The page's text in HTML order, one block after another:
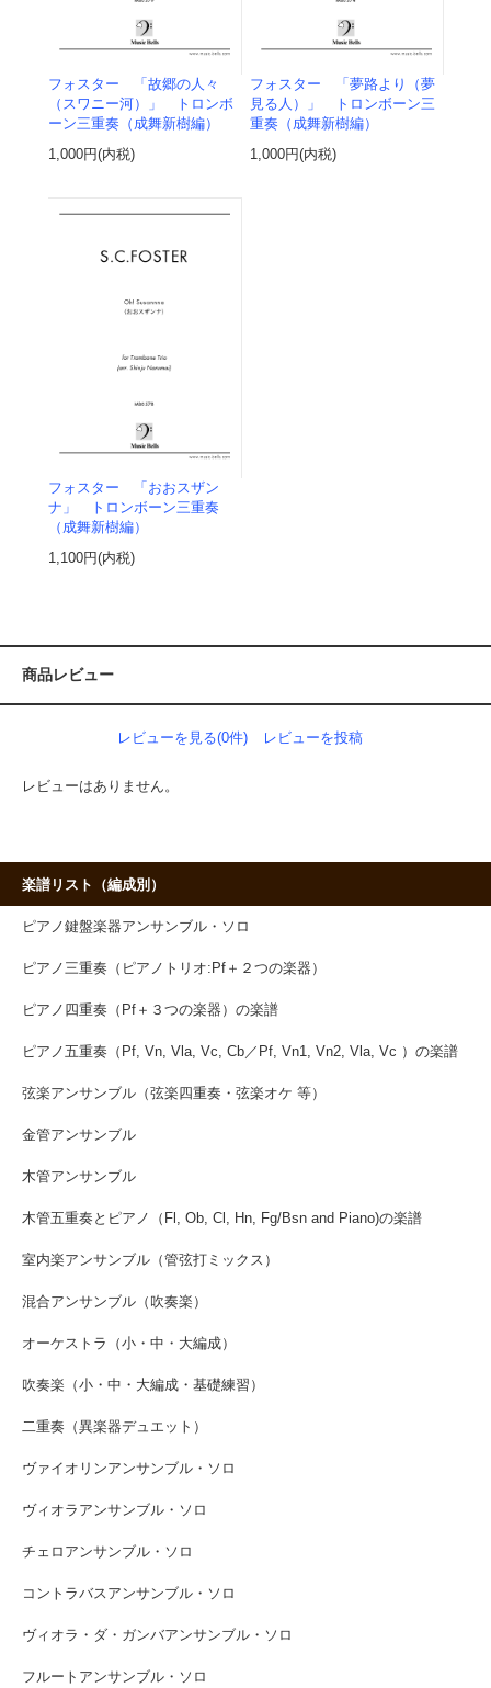
フォスター 「故郷の人々
（スワニー河）」 トロンボ
ーン三重奏（成舞新樹編）
1,000円(内税)
フォスター 「夢路より（夢
見る人）」 トロンボーン三
重奏（成舞新樹編）
1,000円(内税)
フォスター 「おおスザン
ナ」 トロンボーン三重奏
（成舞新樹編）
1,100円(内税)
商品レビュー
レビューを見る(0件) レビューを投稿
レビューはありません。
楽譜リスト（編成別）
ピアノ鍵盤楽器アンサンブル・ソロ
ピアノ三重奏（ピアノトリオ:Pf＋２つの楽器）
ピアノ四重奏（Pf＋３つの楽器）の楽譜
ピアノ五重奏（Pf, Vn, Vla, Vc, Cb／Pf, Vn1, Vn2, Vla, Vc ）の楽譜
弦楽アンサンブル（弦楽四重奏・弦楽オケ 等）
金管アンサンブル
木管アンサンブル
木管五重奏とピアノ（Fl, Ob, Cl, Hn, Fg/Bsn and Piano)の楽譜
室内楽アンサンブル（管弦打ミックス）
混合アンサンブル（吹奏楽）
オーケストラ（小・中・大編成）
吹奏楽（小・中・大編成・基礎練習）
二重奏（異楽器デュエット）
ヴァイオリンアンサンブル・ソロ
ヴィオラアンサンブル・ソロ
チェロアンサンブル・ソロ
コントラバスアンサンブル・ソロ
ヴィオラ・ダ・ガンバアンサンブル・ソロ
フルートアンサンブル・ソロ